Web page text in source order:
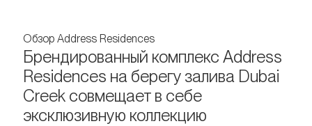
Обзор Address Residences
Брендированный комплекс Address
Residences на берегу залива Dubai
Creek совмещает в себе
эксклюзивную коллекцию